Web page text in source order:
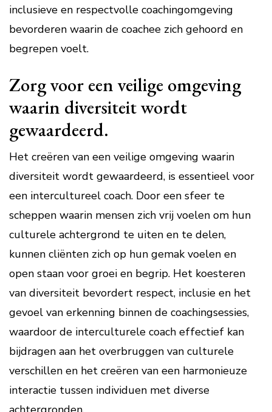
inclusieve en respectvolle coachingomgeving
bevorderen waarin de coachee zich gehoord en
begrepen voelt.
Zorg voor een veilige omgeving
waarin diversiteit wordt
gewaardeerd.
Het creëren van een veilige omgeving waarin
diversiteit wordt gewaardeerd, is essentieel voor
een intercultureel coach. Door een sfeer te
scheppen waarin mensen zich vrij voelen om hun
culturele achtergrond te uiten en te delen,
kunnen cliënten zich op hun gemak voelen en
open staan voor groei en begrip. Het koesteren
van diversiteit bevordert respect, inclusie en het
gevoel van erkenning binnen de coachingsessies,
waardoor de interculturele coach effectief kan
bijdragen aan het overbruggen van culturele
verschillen en het creëren van een harmonieuze
interactie tussen individuen met diverse